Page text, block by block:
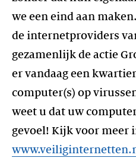
we een eind aan
de internetproviders
gezamenlijk de actie
er vandaag een
computer(s) op
weet u dat uw
gevoel! Kijk voor meer